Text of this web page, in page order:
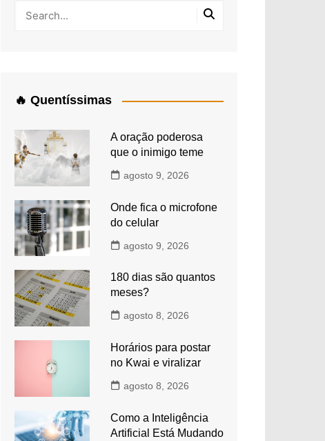
🔥 Quentíssimas
A oração poderosa
que o inimigo teme
agosto 9, 2026
Onde fica o microfone
do celular
agosto 9, 2026
180 dias são quantos
meses?
agosto 8, 2026
Horários para postar
no Kwai e viralizar
agosto 8, 2026
Como a Inteligência
Artificial Está Mudando